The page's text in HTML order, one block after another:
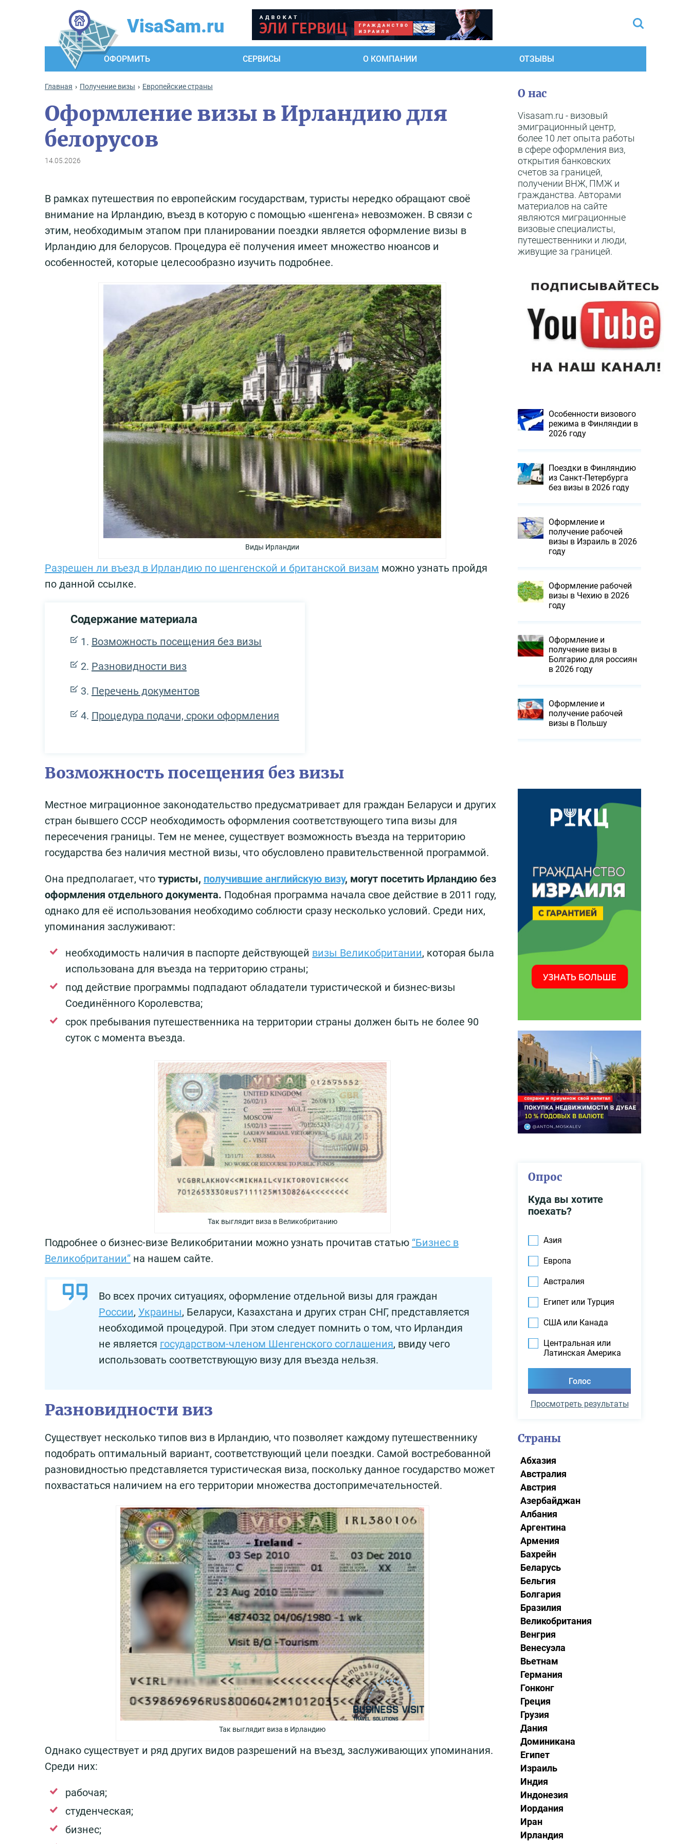
VisaSam.ru
ОФОРМИТЬ СЕРВИСЫ О КОМПАНИИ ОТЗЫВЫ
Главная Получение визы Европейские страны
Оформление визы в Ирландию для
белорусов
14.05.2026
В рамках путешествия по европейским государствам, туристы нередко обращают своё
внимание на Ирландию, въезд в которую с помощью «шенгена» невозможен. В связи с
этим, необходимым этапом при планировании поездки является оформление визы в
Ирландию для белорусов. Процедура её получения имеет множество нюансов и
особенностей, которые целесообразно изучить подробнее.
Виды Ирландии
Разрешен ли въезд в Ирландию по шенгенской и британской визам можно узнать пройдя
по данной ссылке.
Содержание материала
Возможность посещения без визы
Разновидности виз
Перечень документов
Процедура подачи, сроки оформления
Возможность посещения без визы
Местное миграционное законодательство предусматривает для граждан Беларуси и других
стран бывшего СССР необходимость оформления соответствующего типа визы для
пересечения границы. Тем не менее, существует возможность въезда на территорию
государства без наличия местной визы, что обусловлено правительственной программой.
Она предполагает, что туристы, получившие английскую визу, могут посетить Ирландию без
оформления отдельного документа. Подобная программа начала свое действие в 2011 году,
однако для её использования необходимо соблюсти сразу несколько условий. Среди них,
упоминания заслуживают:
необходимость наличия в паспорте действующей визы Великобритании, которая была
использована для въезда на территорию страны;
под действие программы подпадают обладатели туристической и бизнес-визы
Соединённого Королевства;
срок пребывания путешественника на территории страны должен быть не более 90
суток с момента въезда.
Так выглядит виза в Великобританию
Подробнее о бизнес-визе Великобритании можно узнать прочитав статью “Бизнес в
Великобритании” на нашем сайте.
Во всех прочих ситуациях, оформление отдельной визы для граждан
России, Украины, Беларуси, Казахстана и других стран СНГ, представляется
необходимой процедурой. При этом следует помнить о том, что Ирландия
не является государством-членом Шенгенского соглашения, ввиду чего
использовать соответствующую визу для въезда нельзя.
Разновидности виз
Существует несколько типов виз в Ирландию, что позволяет каждому путешественнику
подобрать оптимальный вариант, соответствующий цели поездки. Самой востребованной
разновидностью представляется туристическая виза, поскольку данное государство может
похвастаться наличием на его территории множества достопримечательностей.
Так выглядит виза в Ирландию
Однако существует и ряд других видов разрешений на въезд, заслуживающих упоминания.
Среди них:
рабочая;
студенческая;
бизнес;
О нас
Visasam.ru - визовый
эмиграционный центр,
более 10 лет опыта работы
в сфере оформления виз,
открытия банковских
счетов за границей,
получении ВНЖ, ПМЖ и
гражданства. Авторами
материалов на сайте
являются миграционные
визовые специалисты,
путешественники и люди,
живущие за границей.
Особенности визового
режима в Финляндии в
2026 году
Поездки в Финляндию
из Санкт-Петербурга
без визы в 2026 году
Оформление и
получение рабочей
визы в Израиль в 2026
году
Оформление рабочей
визы в Чехию в 2026
году
Оформление и
получение визы в
Болгарию для россиян
в 2026 году
Оформление и
получение рабочей
визы в Польшу
Опрос
Куда вы хотите
поехать?
Азия
Европа
Австралия
Египет или Турция
США или Канада
Центральная или
Латинская Америка
Просмотреть результаты
Страны
Абхазия
Австралия
Австрия
Азербайджан
Албания
Аргентина
Армения
Бахрейн
Беларусь
Бельгия
Болгария
Бразилия
Великобритания
Венгрия
Венесуэла
Вьетнам
Германия
Гонконг
Греция
Грузия
Дания
Доминикана
Египет
Израиль
Индия
Индонезия
Иордания
Иран
Ирландия